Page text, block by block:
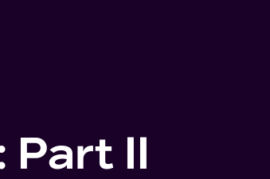
Part II